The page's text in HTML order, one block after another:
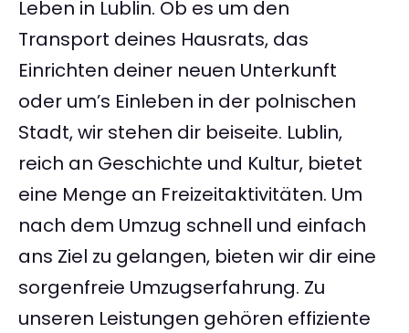
Leben in Lublin. Ob es um den
Transport deines Hausrats, das
Einrichten deiner neuen Unterkunft
oder um’s Einleben in der polnischen
Stadt, wir stehen dir beiseite. Lublin,
reich an Geschichte und Kultur, bietet
eine Menge an Freizeitaktivitäten. Um
nach dem Umzug schnell und einfach
ans Ziel zu gelangen, bieten wir dir eine
sorgenfreie Umzugserfahrung. Zu
unseren Leistungen gehören effiziente